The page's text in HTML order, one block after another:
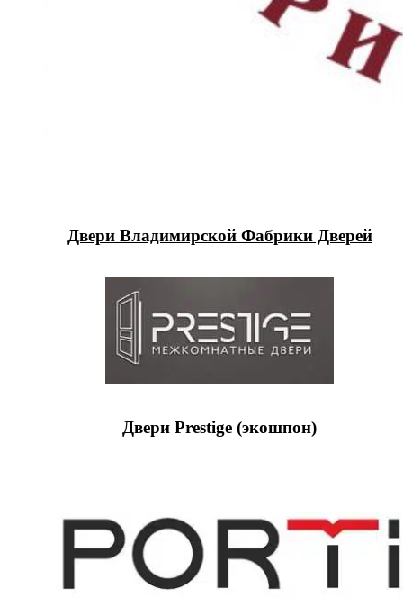
Двери Владимирской Фабрики Дверей
Двери Prestige (экошпон)